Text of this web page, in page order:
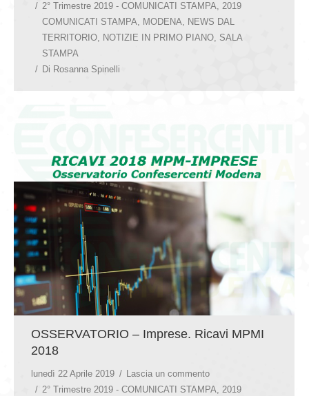
2° Trimestre 2019 - COMUNICATI STAMPA, 2019
COMUNICATI STAMPA, MODENA, NEWS DAL
TERRITORIO, NOTIZIE IN PRIMO PIANO, SALA
STAMPA
Di Rosanna Spinelli
OSSERVATORIO – Imprese. Ricavi MPMI
2018
lunedì 22 Aprile 2019
Lascia un commento
2° Trimestre 2019 - COMUNICATI STAMPA
2019